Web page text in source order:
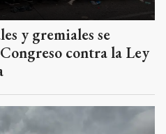
y gremiales se
contra la Ley